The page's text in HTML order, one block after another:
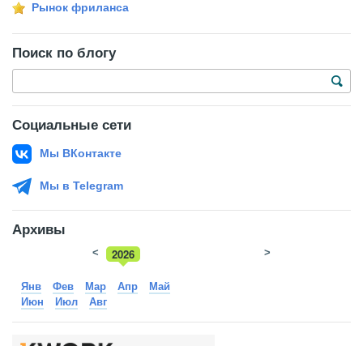
Рынок фриланса
Поиск по блогу
Социальные сети
Мы ВКонтакте
Мы в Telegram
Архивы
2026
2025
< >
Янв Фев Мар Апр
Май
Июн
Июл Авг